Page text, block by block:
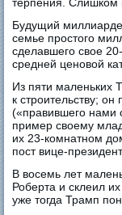
Будущий
семье простого
сделавшего свое
средней ценовой
Из пяти маленьких
к строительству;
(«правившего нами
пример своему
их 23-комнатном
пост вице-
В восемь лет
Роберта и склеил
уже тогда Трамп